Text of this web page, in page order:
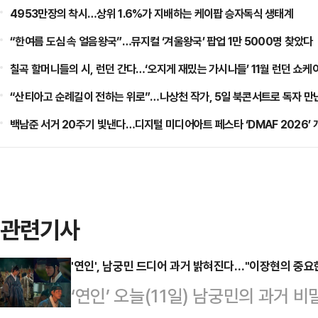
4953만장의 착시…상위 1.6%가 지배하는 케이팝 승자독식 생태계
“한여름 도심 속 얼음왕국”…뮤지컬 ‘겨울왕국’ 팝업 1만 5000명 찾았다
칠곡 할머니들의 시, 런던 간다…‘오지게 재밌는 가시나들’ 11월 런던 쇼케
“산티아고 순례길이 전하는 위로”…나상천 작가, 5일 북콘서트로 독자 만
백남준 서거 20주기 빛낸다…디지털 미디어아트 페스타 ‘DMAF 2026’
관련기사
'연인', 남궁민 드디어 과거 밝혀진다…"이장현의 중요
‘연인’ 오늘(11일) 남궁민의 과거